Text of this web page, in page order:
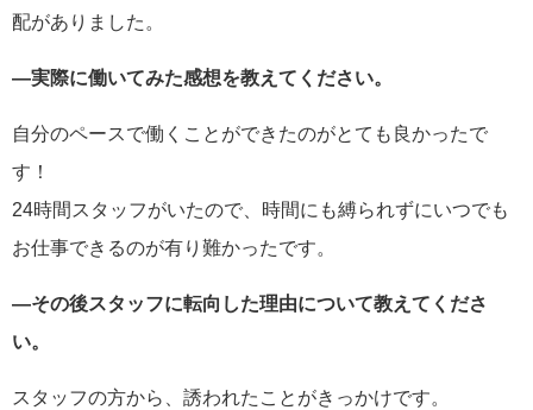
配がありました。
―実際に働いてみた感想を教えてください。
自分のペースで働くことができたのがとても良かったで
す！
24時間スタッフがいたので、時間にも縛られずにいつでも
お仕事できるのが有り難かったです。
―その後スタッフに転向した理由について教えてくださ
い。
スタッフの方から、誘われたことがきっかけです。